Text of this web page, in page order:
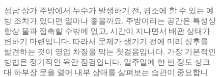
성남 상가 주방에서 누수가 발생하기 전, 평소에 할 수 있는 예
방 조치가 있다면 얼마나 좋을까요. 주방이라는 공간은 특성상
항상 물과 접촉할 수밖에 없고, 시간이 지나면서 배관 상태가
변하기 마련입니다. 따라서 문제가 생기기 전에 미리 징후를
발견하는 것이 영업 차질을 막는 첫걸음입니다. 가장 기본적인
방법은 정기적인 육안 점검입니다. 일주일에 한 번 정도 싱크
대 하부장 문을 열어 내부 상태를 살펴보는 습관이 중요합니